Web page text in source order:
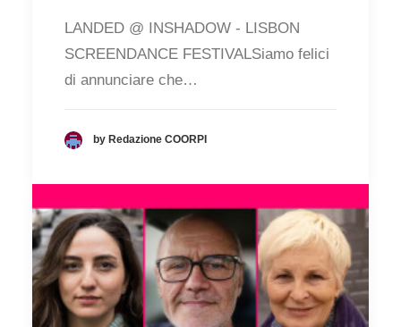
LANDED @ INSHADOW - LISBON
SCREENDANCE FESTIVALSiamo felici
di annunciare che…
by Redazione COORPI